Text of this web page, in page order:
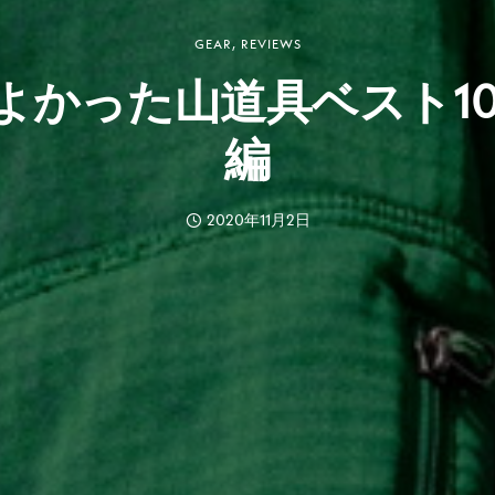
GEAR, REVIEWS
かった山道具ベスト
編
2020年11月2日